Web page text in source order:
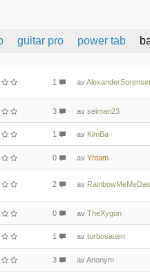
guitar pro power tab
1 av
3 avseiman23
1 av KimBa
0 avYhtam
2 av
0 avTheXygon
1 avturbosauen
3 avAnonym